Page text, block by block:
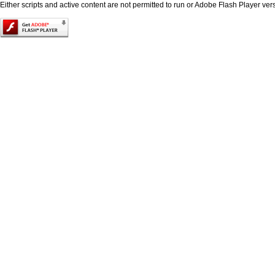
Either scripts and active content are not permitted to run or Adobe Flash Player